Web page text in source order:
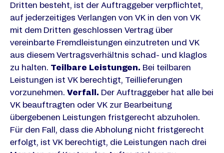
Dritten besteht, ist der Auftraggeber verpflichtet,
auf jederzeitiges Verlangen von VK in den von VK
mit dem Dritten geschlossen Vertrag über
vereinbarte Fremdleistungen einzutreten und VK
aus diesem Vertragsverhältnis schad- und klaglos
zu halten. Teilbare Leistungen. Bei teilbaren
Leistungen ist VK berechtigt, Teillieferungen
vorzunehmen. Verfall. Der Auftraggeber hat alle bei
VK beauftragten oder VK zur Bearbeitung
übergebenen Leistungen fristgerecht abzuholen.
Für den Fall, dass die Abholung nicht fristgerecht
erfolgt, ist VK berechtigt, die Leistungen nach drei